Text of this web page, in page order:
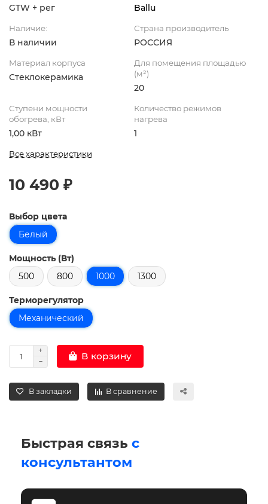
GTW + рег Ballu
Наличие:
В наличии
Страна производитель
РОССИЯ
Материал корпуса
Стеклокерамика
Для помещения площадью
(м²)
20
Ступени мощности
обогрева, кВт
1,00 кВт
Количество режимов
нагрева
1
Все характеристики
10 490 ₽
Выбор цвета
Белый
Мощность (Вт)
500
800 1000 1300
Терморегулятор
Механический
В корзину
В закладки В сравнение
Быстрая связь с
консультантом